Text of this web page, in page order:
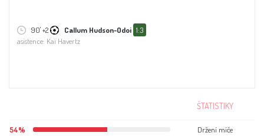
90' +2 Callum Hudson-Odoi 1:3
asistence: Kai Havertz
ŠTATISTIKY
54% Držení míče